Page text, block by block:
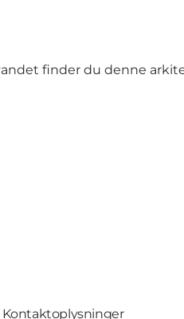
finder du denne
Kontaktoplysninger